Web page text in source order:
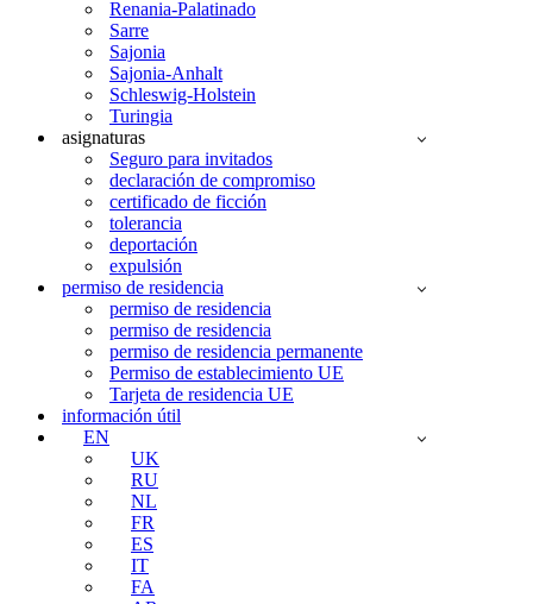
Renania-Palatinado
Sarre
Sajonia
Sajonia-Anhalt
Schleswig-Holstein
Turingia
asignaturas
Seguro para invitados
declaración de compromiso
certificado de ficción
tolerancia
deportación
expulsión
permiso de residencia
permiso de residencia
permiso de residencia
permiso de residencia permanente
Permiso de establecimiento UE
Tarjeta de residencia UE
información útil
EN
UK
RU
NL
FR
ES
IT
FA